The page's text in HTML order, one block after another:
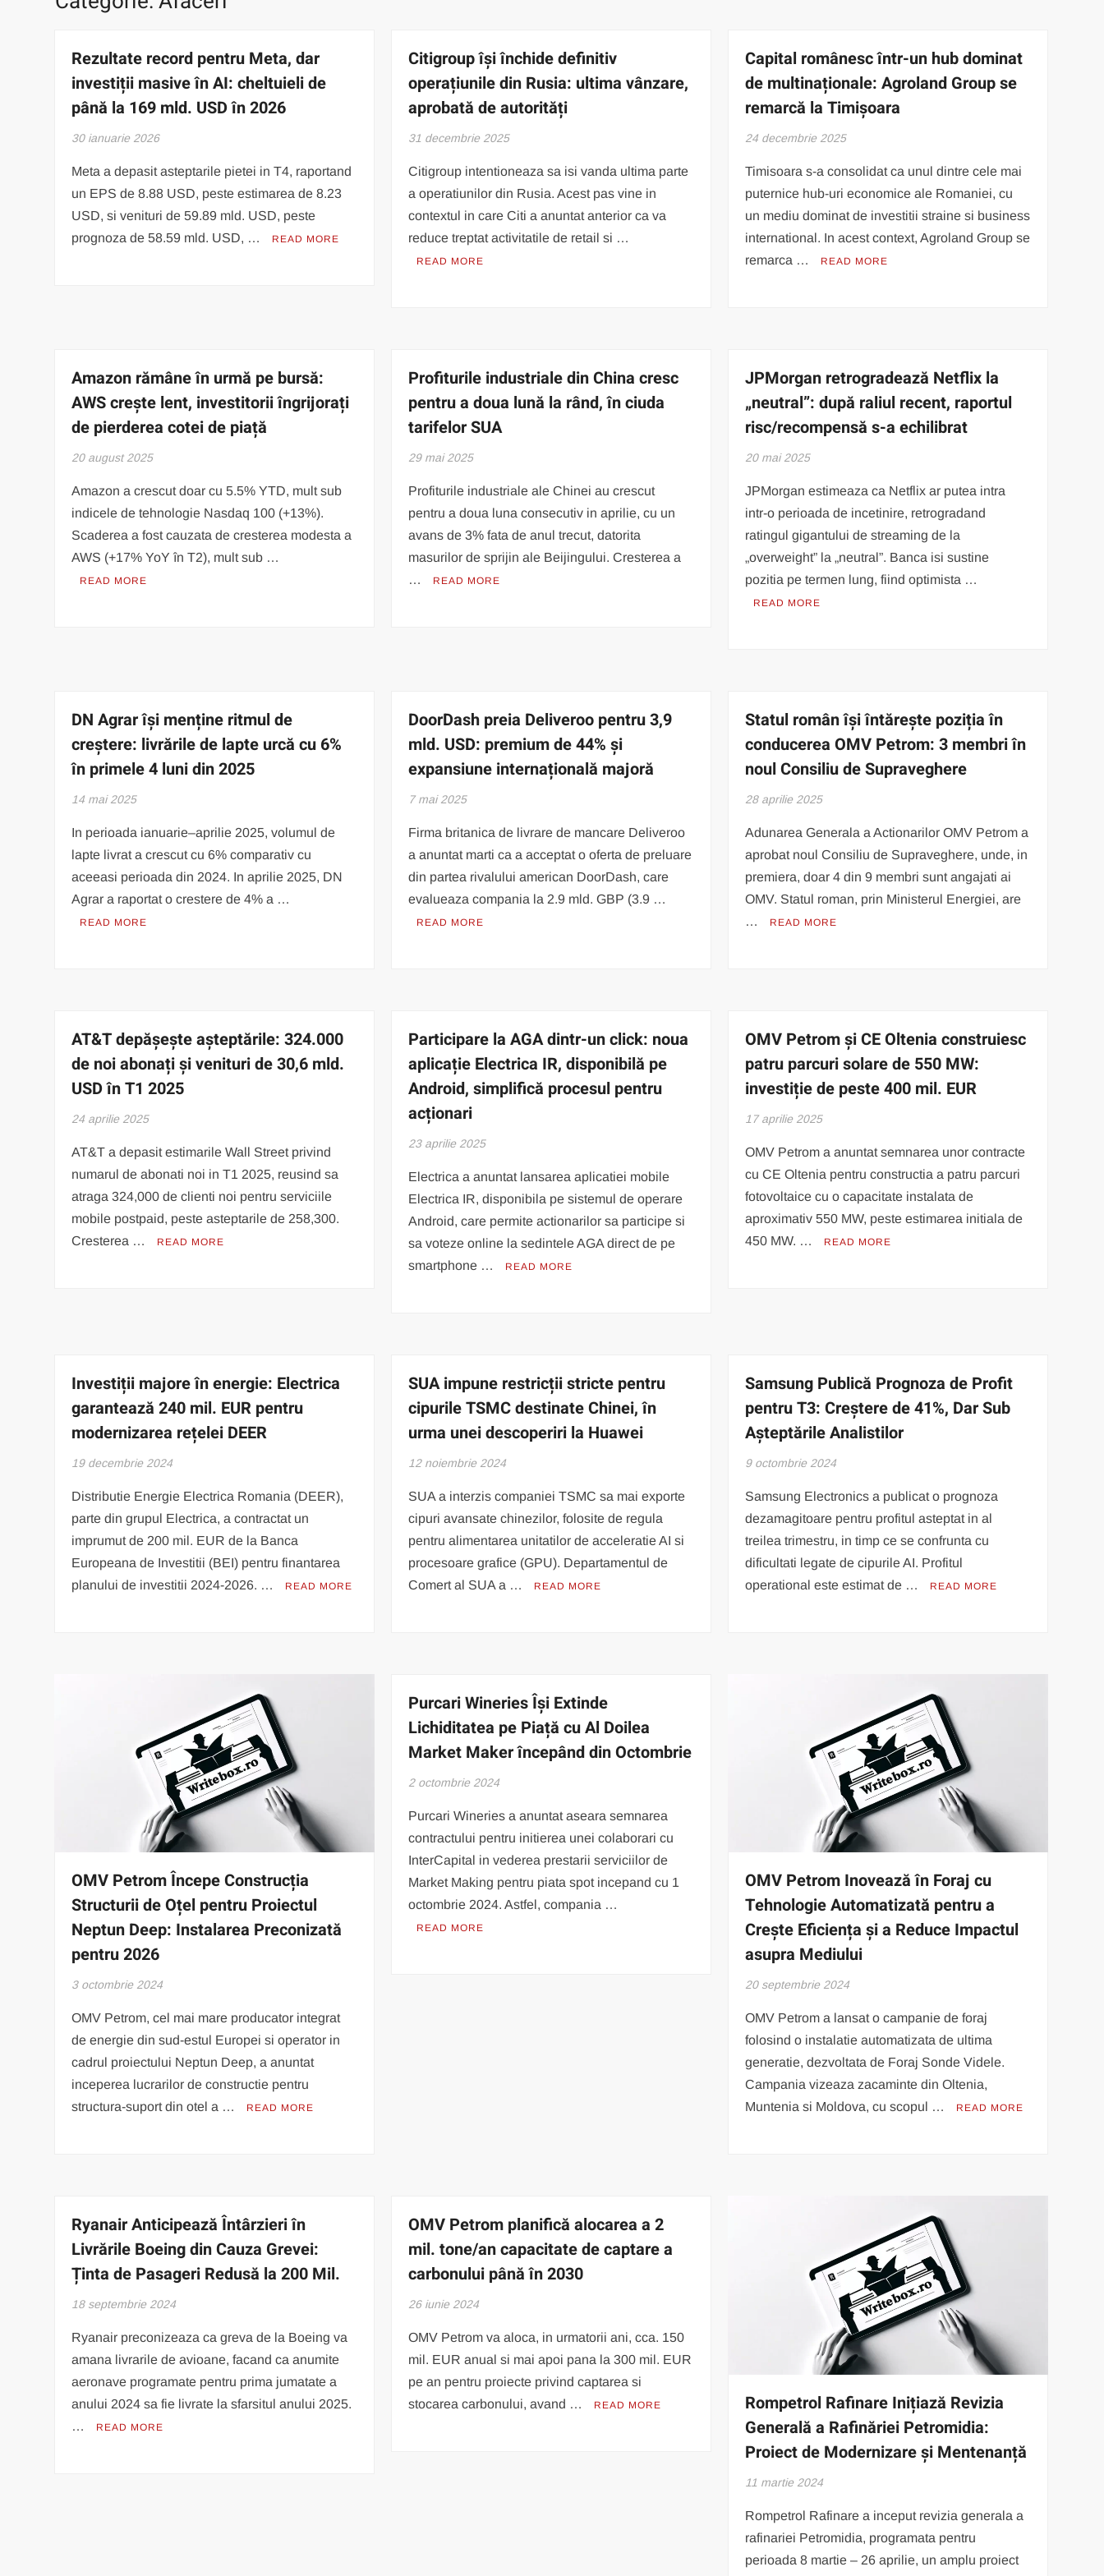
Rezultate record pentru Meta, dar
investiții masive în AI: cheltuieli de
până la 169 mld. USD în 2026
30 ianuarie 2026
Meta a depasit asteptarile pietei in T4, raportand
un EPS de 8.88 USD, peste estimarea de 8.23
USD, si venituri de 59.89 mld. USD, peste
prognoza de 58.59 mld. USD, …
READ MORE
Citigroup își închide definitiv
operațiunile din Rusia: ultima vânzare,
aprobată de autorități
31 decembrie 2025
Citigroup intentioneaza sa isi vanda ultima parte
a operatiunilor din Rusia. Acest pas vine in
contextul in care Citi a anuntat anterior ca va
reduce treptat activitatile de retail si …
READ MORE
Capital românesc într-un hub dominat
de multinaționale: Agroland Group se
remarcă la Timișoara
24 decembrie 2025
Timisoara s-a consolidat ca unul dintre cele mai
puternice hub-uri economice ale Romaniei, cu
un mediu dominat de investitii straine si business
international. In acest context, Agroland Group se
remarca …
READ MORE
Amazon rămâne în urmă pe bursă:
AWS crește lent, investitorii îngrijorați
de pierderea cotei de piață
20 august 2025
Amazon a crescut doar cu 5.5% YTD, mult sub
indicele de tehnologie Nasdaq 100 (+13%).
Scaderea a fost cauzata de cresterea modesta a
AWS (+17% YoY în T2), mult sub …
READ MORE
Profiturile industriale din China cresc
pentru a doua lună la rând, în ciuda
tarifelor SUA
29 mai 2025
Profiturile industriale ale Chinei au crescut
pentru a doua luna consecutiv in aprilie, cu un
avans de 3% fata de anul trecut, datorita
masurilor de sprijin ale Beijingului. Cresterea a
…
READ MORE
JPMorgan retrogradează Netflix la
„neutral”: după raliul recent, raportul
risc/recompensă s-a echilibrat
20 mai 2025
JPMorgan estimeaza ca Netflix ar putea intra
intr-o perioada de incetinire, retrogradand
ratingul gigantului de streaming de la
„overweight” la „neutral”. Banca isi sustine
pozitia pe termen lung, fiind optimista …
READ MORE
DN Agrar își menține ritmul de
creștere: livrările de lapte urcă cu 6%
în primele 4 luni din 2025
14 mai 2025
In perioada ianuarie–aprilie 2025, volumul de
lapte livrat a crescut cu 6% comparativ cu
aceeasi perioada din 2024. In aprilie 2025, DN
Agrar a raportat o crestere de 4% a …
READ MORE
DoorDash preia Deliveroo pentru 3,9
mld. USD: premium de 44% și
expansiune internațională majoră
7 mai 2025
Firma britanica de livrare de mancare Deliveroo
a anuntat marti ca a acceptat o oferta de preluare
din partea rivalului american DoorDash, care
evalueaza compania la 2.9 mld. GBP (3.9 …
READ MORE
Statul român își întărește poziția în
conducerea OMV Petrom: 3 membri în
noul Consiliu de Supraveghere
28 aprilie 2025
Adunarea Generala a Actionarilor OMV Petrom a
aprobat noul Consiliu de Supraveghere, unde, in
premiera, doar 4 din 9 membri sunt angajati ai
OMV. Statul roman, prin Ministerul Energiei, are
…
READ MORE
AT&T depășește așteptările: 324.000
de noi abonați și venituri de 30,6 mld.
USD în T1 2025
24 aprilie 2025
AT&T a depasit estimarile Wall Street privind
numarul de abonati noi in T1 2025, reusind sa
atraga 324,000 de clienti noi pentru serviciile
mobile postpaid, peste asteptarile de 258,300.
Cresterea …
READ MORE
Participare la AGA dintr-un click: noua
aplicație Electrica IR, disponibilă pe
Android, simplifică procesul pentru
acționari
23 aprilie 2025
Electrica a anuntat lansarea aplicatiei mobile
Electrica IR, disponibila pe sistemul de operare
Android, care permite actionarilor sa participe si
sa voteze online la sedintele AGA direct de pe
smartphone …
READ MORE
OMV Petrom și CE Oltenia construiesc
patru parcuri solare de 550 MW:
investiție de peste 400 mil. EUR
17 aprilie 2025
OMV Petrom a anuntat semnarea unor contracte
cu CE Oltenia pentru constructia a patru parcuri
fotovoltaice cu o capacitate instalata de
aproximativ 550 MW, peste estimarea initiala de
450 MW. …
READ MORE
Investiții majore în energie: Electrica
garantează 240 mil. EUR pentru
modernizarea rețelei DEER
19 decembrie 2024
Distributie Energie Electrica Romania (DEER),
parte din grupul Electrica, a contractat un
imprumut de 200 mil. EUR de la Banca
Europeana de Investitii (BEI) pentru finantarea
planului de investitii 2024-2026. …
READ MORE
SUA impune restricții stricte pentru
cipurile TSMC destinate Chinei, în
urma unei descoperiri la Huawei
12 noiembrie 2024
SUA a interzis companiei TSMC sa mai exporte
cipuri avansate chinezilor, folosite de regula
pentru alimentarea unitatilor de acceleratie AI si
procesoare grafice (GPU). Departamentul de
Comert al SUA a …
READ MORE
Samsung Publică Prognoza de Profit
pentru T3: Creștere de 41%, Dar Sub
Așteptările Analistilor
9 octombrie 2024
Samsung Electronics a publicat o prognoza
dezamagitoare pentru profitul asteptat in al
treilea trimestru, in timp ce se confrunta cu
dificultati legate de cipurile AI. Profitul
operational este estimat de …
READ MORE
OMV Petrom Începe Construcția
Structurii de Oțel pentru Proiectul
Neptun Deep: Instalarea Preconizată
pentru 2026
3 octombrie 2024
OMV Petrom, cel mai mare producator integrat
de energie din sud-estul Europei si operator in
cadrul proiectului Neptun Deep, a anuntat
inceperea lucrarilor de constructie pentru
structura-suport din otel a …
READ MORE
Purcari Wineries Își Extinde
Lichiditatea pe Piață cu Al Doilea
Market Maker începând din Octombrie
2 octombrie 2024
Purcari Wineries a anuntat aseara semnarea
contractului pentru initierea unei colaborari cu
InterCapital in vederea prestarii serviciilor de
Market Making pentru piata spot incepand cu 1
octombrie 2024. Astfel, compania …
READ MORE
OMV Petrom Inovează în Foraj cu
Tehnologie Automatizată pentru a
Crește Eficiența și a Reduce Impactul
asupra Mediului
20 septembrie 2024
OMV Petrom a lansat o campanie de foraj
folosind o instalatie automatizata de ultima
generatie, dezvoltata de Foraj Sonde Videle.
Campania vizeaza zacaminte din Oltenia,
Muntenia si Moldova, cu scopul …
READ MORE
Ryanair Anticipează Întârzieri în
Livrările Boeing din Cauza Grevei:
Ținta de Pasageri Redusă la 200 Mil.
18 septembrie 2024
Ryanair preconizeaza ca greva de la Boeing va
amana livrarile de avioane, facand ca anumite
aeronave programate pentru prima jumatate a
anului 2024 sa fie livrate la sfarsitul anului 2025.
…
READ MORE
OMV Petrom planifică alocarea a 2
mil. tone/an capacitate de captare a
carbonului până în 2030
26 iunie 2024
OMV Petrom va aloca, in urmatorii ani, cca. 150
mil. EUR anual si mai apoi pana la 300 mil. EUR
pe an pentru proiecte privind captarea si
stocarea carbonului, avand …
READ MORE
Rompetrol Rafinare Inițiază Revizia
Generală a Rafinăriei Petromidia:
Proiect de Modernizare și Mentenanță
11 martie 2024
Rompetrol Rafinare a inceput revizia generala a
rafinariei Petromidia, programata pentru
perioada 8 martie – 26 aprilie, un amplu proiect